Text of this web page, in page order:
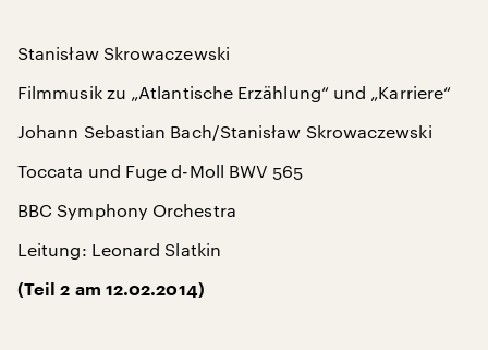
Stanisław Skrowaczewski
Filmmusik zu „Atlantische Erzählung“ und „Karriere“
Johann Sebastian Bach/Stanisław Skrowaczewski
Toccata und Fuge d-Moll BWV 565
BBC Symphony Orchestra
Leitung: Leonard Slatkin
(Teil 2 am 12.02.2014)